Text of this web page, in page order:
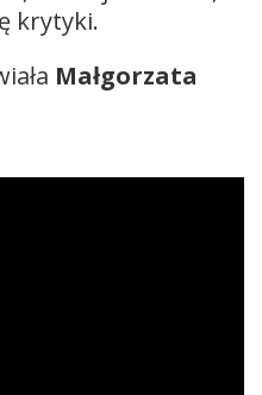
krytyki.
Małgorzata